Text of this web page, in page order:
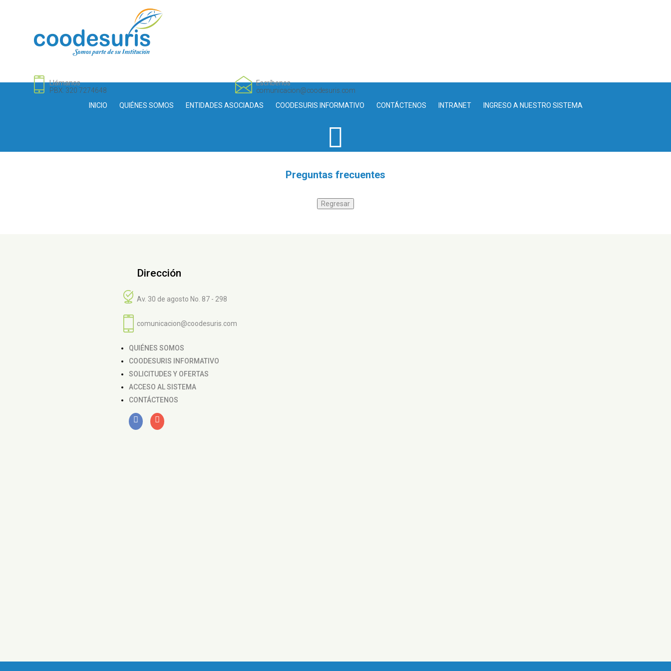
Llámanos
PBX: 320 7274648
Escríbenos
comunicacion@coodesuris.com
INICIO
QUIÉNES SOMOS ENTIDADES ASOCIADAS COODESURIS INFORMATIVO CONTÁCTENOS INTRANET INGRESO A NUESTRO SISTEMA
Preguntas frecuentes
Dirección
Av. 30 de agosto No. 87 - 298
comunicacion@coodesuris.com
QUIÉNES SOMOS
COODESURIS INFORMATIVO
SOLICITUDES Y OFERTAS
ACCESO AL SISTEMA
CONTÁCTENOS